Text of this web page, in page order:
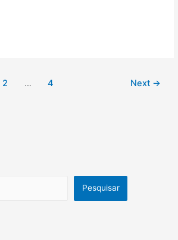
2 … 4 Next →
Pesquisar